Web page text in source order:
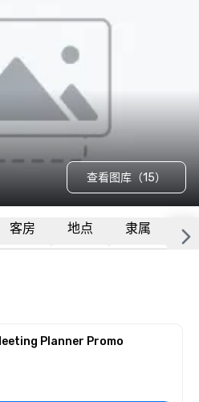
查看图库（15）
客房 地点 隶属 更
Planner Promo